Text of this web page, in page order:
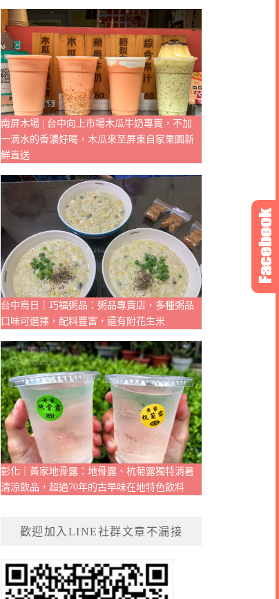
南屏木場 | 台中向上市場木瓜牛奶專賣，不加
一滴水的香濃好喝，木瓜來至屏東自家果園新
鮮直送
台中烏日｜巧福粥品：粥品專賣店，多種粥品
口味可選擇，配料豐富，還有附花生米
彰化｜黃家地骨露：地骨露、杭菊露獨特消暑
清涼飲品，超過70年的古早味在地特色飲料
歡迎加入LINE社群文章不漏接